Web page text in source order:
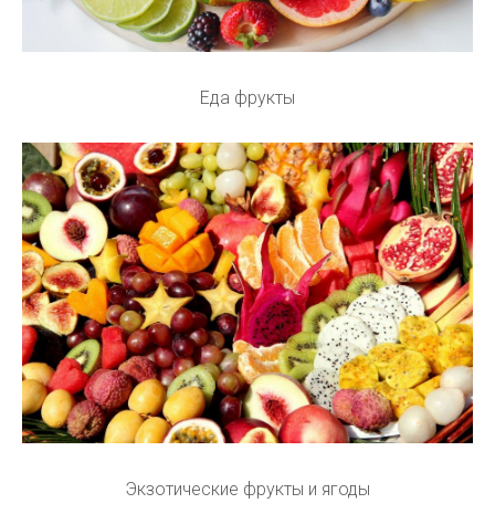
Еда фрукты
Экзотические фрукты и ягоды